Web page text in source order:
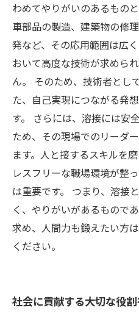
わめてやりがいのあるもの
車部品の製造、建築物の修
発など、その応用範囲は広
おいて高度な技術が求めら
ん。 そのため、技術者とし
た、自己実現につながる発
す。 さらには、溶接には安
ため、その現場でのリーダ
ます。人と接するスキルを
レスフリーな職場環境が整
は重要です。 つまり、溶接
く、やりがいがあるもので
求め、人間力も鍛えたい方
ください。
社会に貢献する大切な役